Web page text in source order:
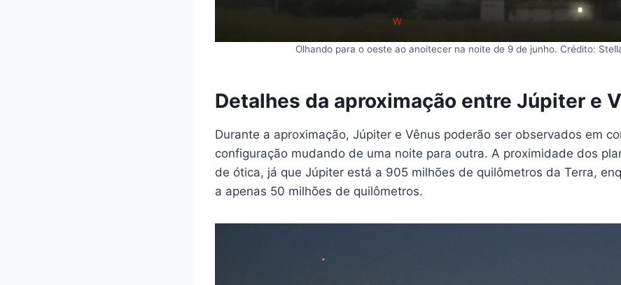
Olhando para o oeste ao anoitecer na noite de 9 de junho. Crédito:
Detalhes da aproximação entre Júpiter e
Durante a aproximação, Júpiter e Vênus poderão ser observados em
configuração mudando de uma noite para outra. A proximidade dos
de ótica, já que Júpiter está a 905 milhões de quilômetros da Terra,
a apenas 50 milhões de quilômetros.